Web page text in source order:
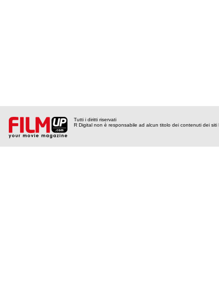
Tutti i diritti riservati
R Digital non è responsabile ad alcun titolo dei contenuti dei siti